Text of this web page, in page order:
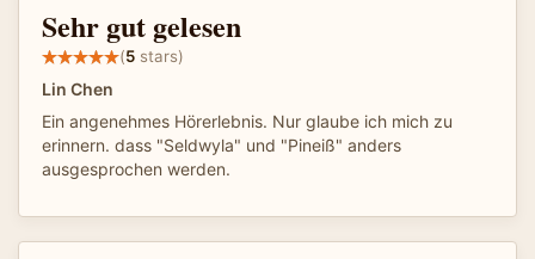
Sehr gut gelesen
(5 stars)
Lin Chen
Ein angenehmes Hörerlebnis. Nur glaube ich mich zu
erinnern. dass "Seldwyla" und "Pineiß" anders
ausgesprochen werden.